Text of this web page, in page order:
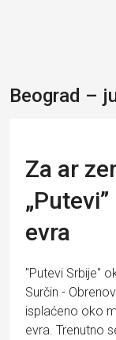
Beograd –
Za ar
evra
"Putevi Srbije"
Surčin -
isplaćeno oko
evra. Trenutno